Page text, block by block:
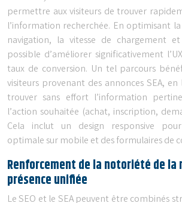
permettre aux visiteurs de trouver
l’information recherchée. En optimisant
navigation, la vitesse de chargement
possible d’améliorer significativement
taux de conversion. Un tel parcours
visiteurs provenant des annonces SEA,
trouver sans effort l’information
l’action souhaitée (achat, inscription,
Cela inclut un design responsive
optimale sur mobile et des formulaires de
Renforcement de la notoriété de la
présence unifiée
Le SEO et le SEA peuvent être combinés